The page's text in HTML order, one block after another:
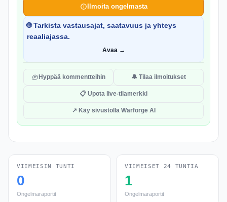
Ilmoita ongelmasta
🌐 Tarkista vastausajat, saatavuus ja yhteys
reaaliajassa.
Avaa →
Hyppää kommentteihin 🔔 Tilaa ilmoitukset
📋 Upota live-tilamerkki
↗ Käy sivustolla Warforge AI
VIIMEISIN TUNTI
0
Ongelmaraportit
VIIMEISET 24 TUNTIA
1
Ongelmaraportit